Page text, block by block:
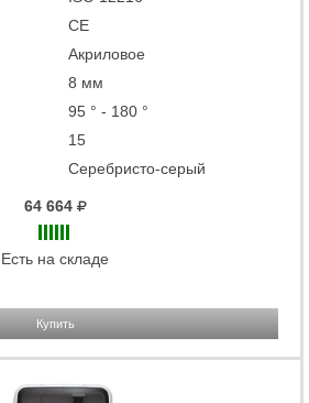
СЕ
Акриловое
8 мм
95 ° - 180 °
15
Серебристо-серый
64 664
Есть на складе
Купить